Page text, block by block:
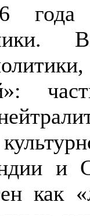
года
и
как